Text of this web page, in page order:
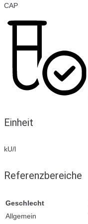
CAP
Einheit
kU/l
Referenzbereiche
Geschlecht
Allgemein